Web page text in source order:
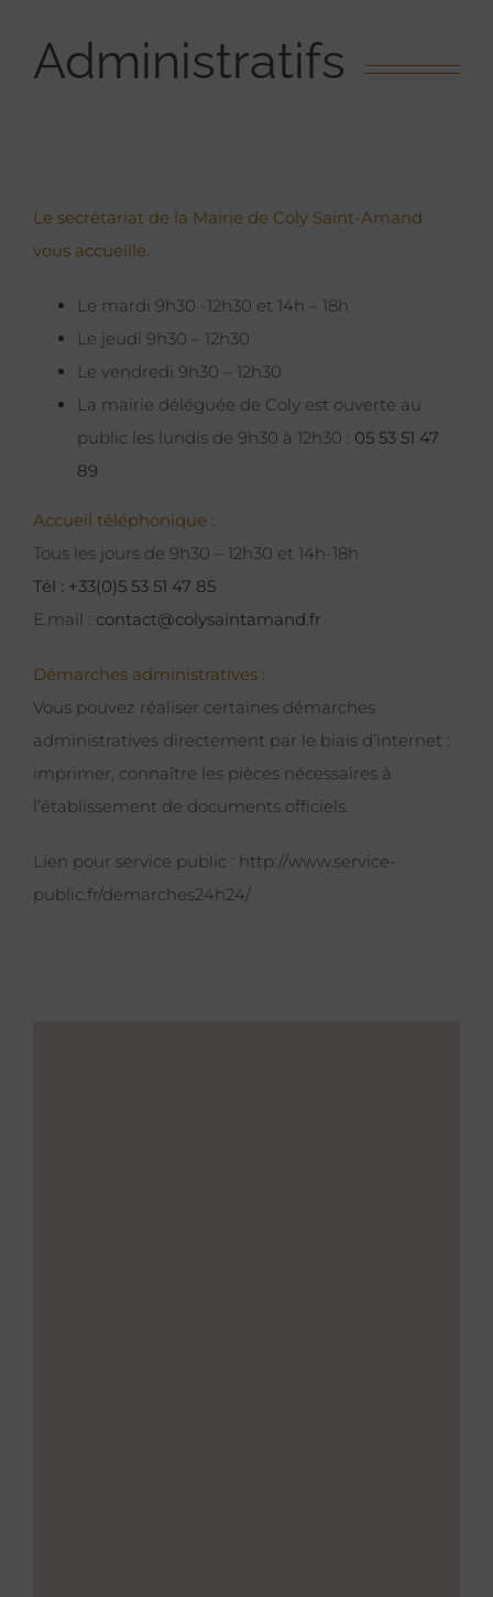
Administratifs
Le secrétariat de la Mairie de Coly Saint-Amand
vous accueille.
Le mardi 9h30 -12h30 et 14h – 18h
Le jeudi 9h30 – 12h30
Le vendredi 9h30 – 12h30
La mairie déléguée de Coly est ouverte au
public les lundis de 9h30 à 12h30 : 05 53 51 47
89
Accueil téléphonique :
Tous les jours de 9h30 – 12h30 et 14h-18h
Tél : +33(0)5 53 51 47 85
E.mail : contact@colysaintamand.fr
Démarches administratives :
Vous pouvez réaliser certaines démarches
administratives directement par le biais d’internet :
imprimer, connaître les pièces nécessaires à
l’établissement de documents officiels.
Lien pour service public : http://www.service-
public.fr/demarches24h24/